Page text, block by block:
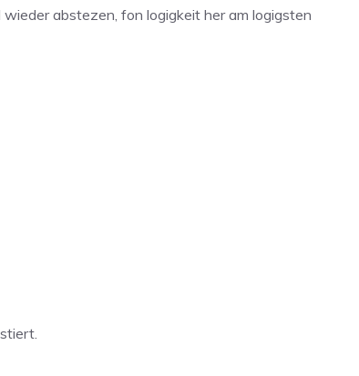
abstezen, fon logigkeit her am logigsten